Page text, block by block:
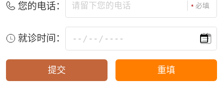
您的电话：
就诊时间：